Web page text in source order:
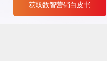
获取数智营销白皮书